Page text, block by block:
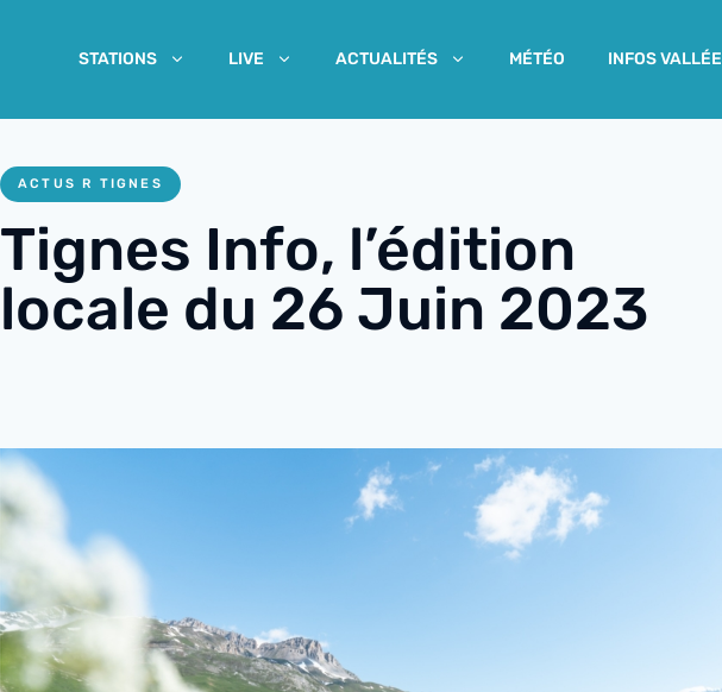
STATIONS LIVE ACTUALITÉS MÉTÉO INFOS VALLÉE
ACTUS R TIGNES
Tignes Info, l’édition
locale du 26 Juin 2023